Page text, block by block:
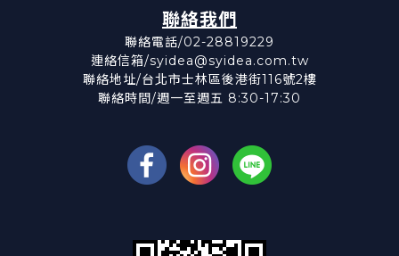
聯絡我們
聯絡電話/02-28819229
連絡信箱/syidea@syidea.com.tw
聯絡地址/台北市士林區後港街116號2樓
聯絡時間/週一至週五 8:30-17:30